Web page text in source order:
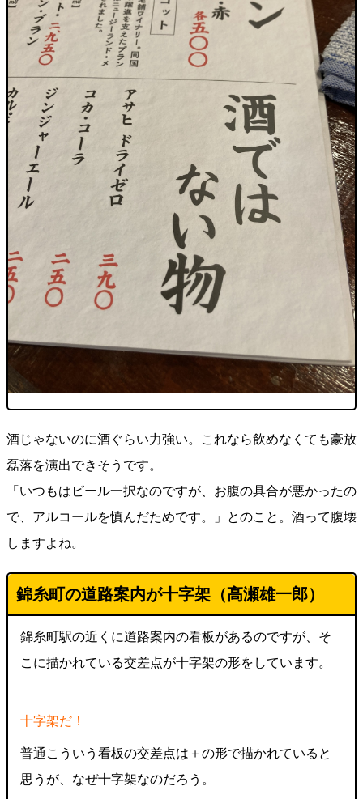
酒じゃないのに酒ぐらい力強い。これなら飲めなくても豪放
磊落を演出できそうです。
「いつもはビール一択なのですが、お腹の具合が悪かったの
で、アルコールを慎んだためです。」とのこと。酒って腹壊
しますよね。
錦糸町の道路案内が十字架（高瀬雄一郎）
錦糸町駅の近くに道路案内の看板があるのですが、そ
こに描かれている交差点が十字架の形をしています。
十字架だ！
普通こういう看板の交差点は＋の形で描かれていると
思うが、なぜ十字架なのだろう。